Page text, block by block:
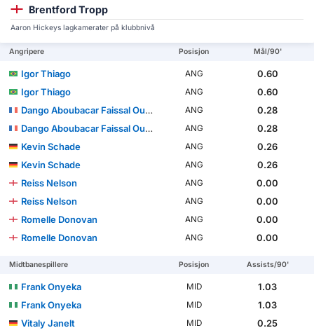
Brentford Tropp
Aaron Hickeys lagkamerater på klubbnivå
Angripere Posisjon Mål/90'
Igor Thiago ANG
0.60
Igor Thiago
ANG
0.60
Dango Aboubacar Faissal Ouattara
ANG
0.28
Dango Aboubacar Faissal Ouattara
ANG
0.28
Kevin Schade
ANG
0.26
Kevin Schade
ANG
0.26
Reiss Nelson
ANG
0.00
Reiss Nelson
ANG
0.00
Romelle Donovan
ANG
0.00
Romelle Donovan
ANG 0.00
Midtbanespillere Posisjon Assists/90'
Frank Onyeka MID
1.03
Frank Onyeka
MID
1.03
Vitaly Janelt
MID
0.25